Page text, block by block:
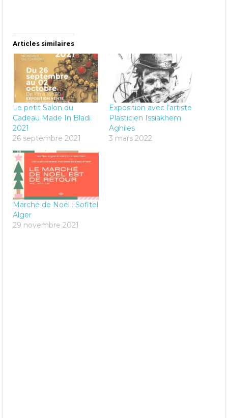
Articles similaires
Le petit Salon du
Cadeau Made In Bladi
2021
26 septembre 2021
Exposition avec l’artiste
Plasticien Issiakhem
Aghiles
3 mars 2022
Marché de Noël : Sofitel
Alger
29 novembre 2021